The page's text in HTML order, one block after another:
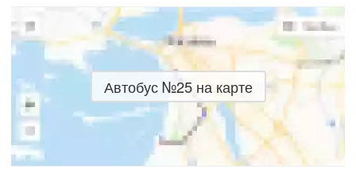
Автобус №25 на карте